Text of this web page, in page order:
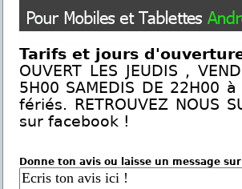
Tarifs et jours
OUVERT LES JEUDIS ,
5H00 SAMEDIS DE 22H00
fériés. RETROUVEZ NOUS
sur facebook !
Donne ton avis ou laisse un message